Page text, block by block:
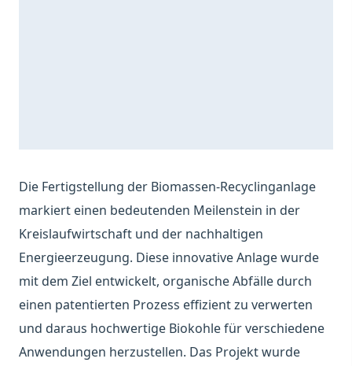
Die Fertigstellung der Biomassen-Recyclinganlage
markiert einen bedeutenden Meilenstein in der
Kreislaufwirtschaft und der nachhaltigen
Energieerzeugung. Diese innovative Anlage wurde
mit dem Ziel entwickelt, organische Abfälle durch
einen patentierten Prozess effizient zu verwerten
und daraus hochwertige Biokohle für verschiedene
Anwendungen herzustellen. Das Projekt wurde